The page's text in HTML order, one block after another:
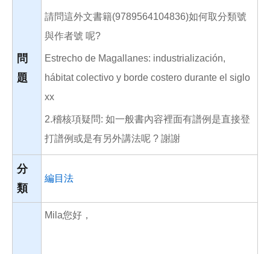
問
題
請問這外文書籍(9789564104836)如何取分類號
與作者號 呢?
Estrecho de Magallanes: industrialización,
hábitat colectivo y borde costero durante el siglo
xx
2.稽核項疑問: 如一般書內容裡面有譜例是直接登
打譜例或是有另外講法呢 ? 謝謝
分
類
編目法
Mila您好，